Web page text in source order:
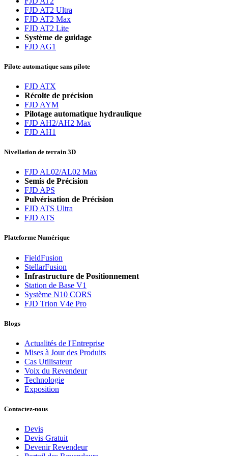
FJD AT2 Ultra
FJD AT2 Max
FJD AT2 Lite
Système de guidage
FJD AG1
Pilote automatique sans pilote
FJD ATX
Récolte de précision
FJD AYM
Pilotage automatique hydraulique
FJD AH2/AH2 Max
FJD AH1
Nivellation de terrain 3D
FJD AL02/AL02 Max
Semis de Précision
FJD APS
Pulvérisation de Précision
FJD ATS Ultra
FJD ATS
Plateforme Numérique
FieldFusion
StellarFusion
Infrastructure de Positionnement
Station de Base V1
Système N10 CORS
FJD Trion V4e Pro
Blogs
Actualités de l'Entreprise
Mises à Jour des Produits
Cas Utilisateur
Voix du Revendeur
Technologie
Exposition
Contactez-nous
Devis
Devis Gratuit
Devenir Revendeur